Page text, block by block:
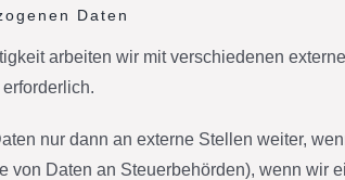
Daten
arbeiten wir mit verschiedenen
nur dann an externe Stellen weiter,
von Daten an Steuerbehörden), wenn wir